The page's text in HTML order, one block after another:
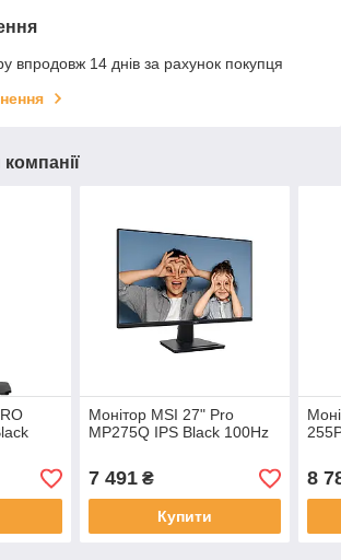
впродовж 14 днів за рахунок покупця
Монітор MSI 27" Pro
MP275Q IPS Black 100Hz
7 491₴
Купити
8